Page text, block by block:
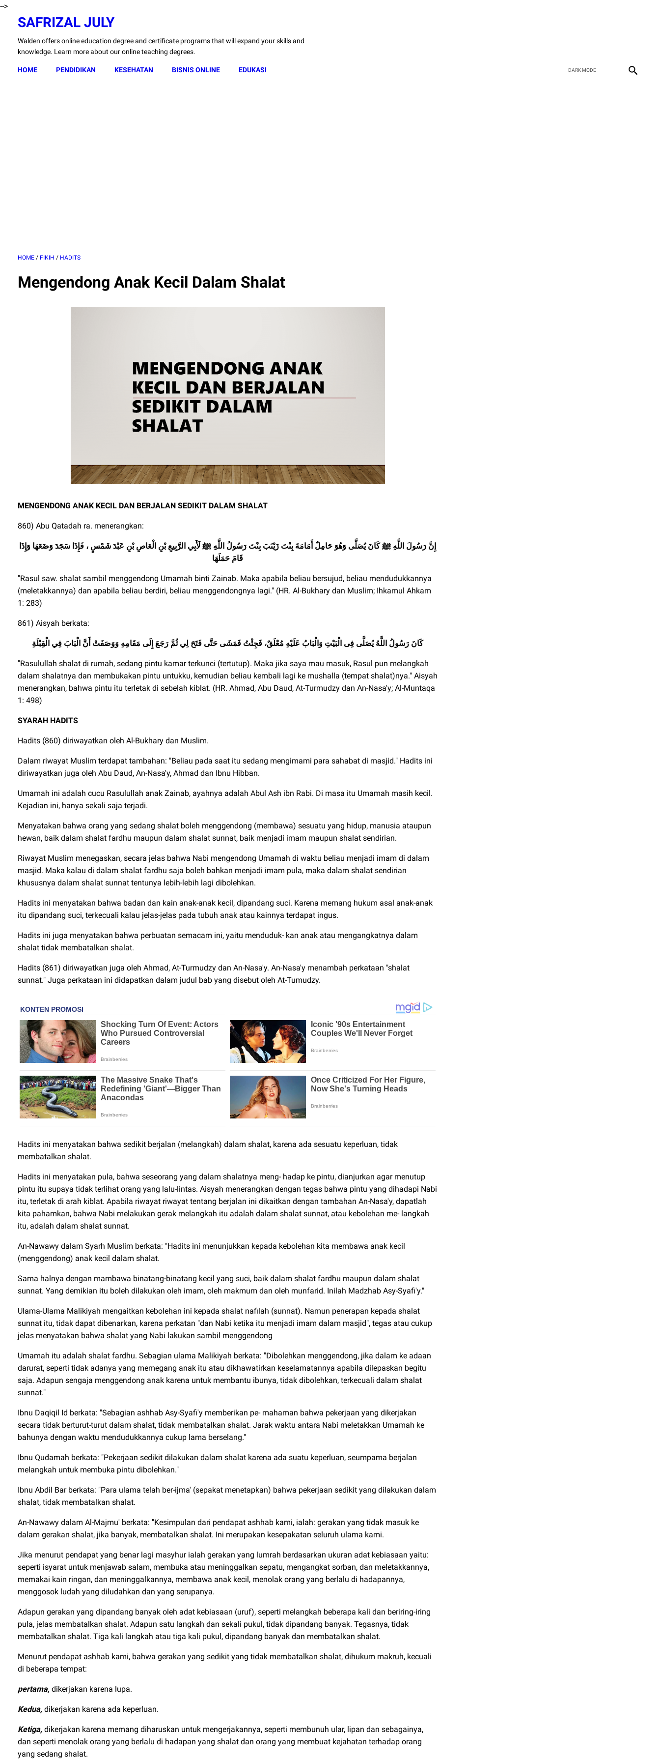
-->
SAFRIZAL JULY
Walden offers online education degree and certificate programs that will expand your skills and
knowledge. Learn more about our online teaching degrees.
HOME PENDIDIKAN KESEHATAN BISNIS ONLINE EDUKASI
HOME / FIKIH / HADITS
Mengendong Anak Kecil Dalam Shalat
MENGENDONG ANAK KECIL DAN BERJALAN SEDIKIT DALAM SHALAT
860) Abu Qatadah ra. menerangkan:
إِنَّ رَسُولَ اللَّهِ ﷺ كَانَ يُصَلَّى وَهُوَ حَامِلٌ أَمَامَةَ بِنْتَ زَيْنَبَ بِنْتَ رَسُولُ اللَّهِ ﷺ لَأَبِي الرَّبِيعِ بْنِ الْعَاصِ بْنِ عَبْدَ شَمْسٍ ، فَإِذَا سَجَدَ وَضَعَهَا وَإِذَا
قَامَ حَمَلَهَا
"Rasul saw. shalat sambil menggendong Umamah binti Zainab. Maka apabila beliau bersujud, beliau mendudukkannya
(meletakkannya) dan apabila beliau berdiri, beliau menggendongnya lagi." (HR. Al-Bukhary dan Muslim; Ihkamul Ahkam
1: 283)
861) Aisyah berkata:
كَانَ رَسُولُ اللَّهُ يُصَلَّى فِى الْبَيْتِ وَالْبَابُ عَلَيْهِ مُعْلَقٌ، فَجِئْتُ فَمَشَى حَتَّى فَتَحَ لِي ثُمَّ رَجَعَ إِلَى مَقَامِهِ وَوَصَفَتْ أَنَّ الْبَابَ فِي الْقِبْلَةِ
"Rasulullah shalat di rumah, sedang pintu kamar terkunci (tertutup). Maka jika saya mau masuk, Rasul pun melangkah
dalam shalatnya dan membukakan pintu untukku, kemudian beliau kembali lagi ke mushalla (tempat shalat)nya." Aisyah
menerangkan, bahwa pintu itu terletak di sebelah kiblat. (HR. Ahmad, Abu Daud, At-Turmudzy dan An-Nasa'y; Al-Muntaqa
1: 498)
SYARAH HADITS
Hadits (860) diriwayatkan oleh Al-Bukhary dan Muslim.
Dalam riwayat Muslim terdapat tambahan: "Beliau pada saat itu sedang mengimami para sahabat di masjid." Hadits ini
diriwayatkan juga oleh Abu Daud, An-Nasa'y, Ahmad dan Ibnu Hibban.
Umamah ini adalah cucu Rasulullah anak Zainab, ayahnya adalah Abul Ash ibn Rabi. Di masa itu Umamah masih kecil.
Kejadian ini, hanya sekali saja terjadi.
Menyatakan bahwa orang yang sedang shalat boleh menggendong (membawa) sesuatu yang hidup, manusia ataupun
hewan, baik dalam shalat fardhu maupun dalam shalat sunnat, baik menjadi imam maupun shalat sendirian.
Riwayat Muslim menegaskan, secara jelas bahwa Nabi mengendong Umamah di waktu beliau menjadi imam di dalam
masjid. Maka kalau di dalam shalat fardhu saja boleh bahkan menjadi imam pula, maka dalam shalat sendirian
khususnya dalam shalat sunnat tentunya lebih-lebih lagi dibolehkan.
Hadits ini menyatakan bahwa badan dan kain anak-anak kecil, dipandang suci. Karena memang hukum asal anak-anak
itu dipandang suci, terkecuali kalau jelas-jelas pada tubuh anak atau kainnya terdapat ingus.
Hadits ini juga menyatakan bahwa perbuatan semacam ini, yaitu menduduk- kan anak atau mengangkatnya dalam
shalat tidak membatalkan shalat.
Hadits (861) diriwayatkan juga oleh Ahmad, At-Turmudzy dan An-Nasa'y. An-Nasa'y menambah perkataan "shalat
sunnat." Juga perkataan ini didapatkan dalam judul bab yang disebut oleh At-Tumudzy.
Hadits ini menyatakan bahwa sedikit berjalan (melangkah) dalam shalat, karena ada sesuatu keperluan, tidak
membatalkan shalat.
Hadits ini menyatakan pula, bahwa seseorang yang dalam shalatnya meng- hadap ke pintu, dianjurkan agar menutup
pintu itu supaya tidak terlihat orang yang lalu-lintas. Aisyah menerangkan dengan tegas bahwa pintu yang dihadapi Nabi
itu, terletak di arah kiblat. Apabila riwayat riwayat tentang berjalan ini dikaitkan dengan tambahan An-Nasa'y, dapatlah
kita pahamkan, bahwa Nabi melakukan gerak melangkah itu adalah dalam shalat sunnat, atau kebolehan me- langkah
itu, adalah dalam shalat sunnat.
An-Nawawy dalam Syarh Muslim berkata: "Hadits ini menunjukkan kepada kebolehan kita membawa anak kecil
(menggendong) anak kecil dalam shalat.
Sama halnya dengan mambawa binatang-binatang kecil yang suci, baik dalam shalat fardhu maupun dalam shalat
sunnat. Yang demikian itu boleh dilakukan oleh imam, oleh makmum dan oleh munfarid. Inilah Madzhab Asy-Syafi'y."
Ulama-Ulama Malikiyah mengaitkan kebolehan ini kepada shalat nafilah (sunnat). Namun penerapan kepada shalat
sunnat itu, tidak dapat dibenarkan, karena perkatan "dan Nabi ketika itu menjadi imam dalam masjid", tegas atau cukup
jelas menyatakan bahwa shalat yang Nabi lakukan sambil menggendong
Umamah itu adalah shalat fardhu. Sebagian ulama Malikiyah berkata: "Dibolehkan menggendong, jika dalam ke adaan
darurat, seperti tidak adanya yang memegang anak itu atau dikhawatirkan keselamatannya apabila dilepaskan begitu
saja. Adapun sengaja menggendong anak karena untuk membantu ibunya, tidak dibolehkan, terkecuali dalam shalat
sunnat."
Ibnu Daqiqil Id berkata: "Sebagian ashhab Asy-Syafi'y memberikan pe- mahaman bahwa pekerjaan yang dikerjakan
secara tidak berturut-turut dalam shalat, tidak membatalkan shalat. Jarak waktu antara Nabi meletakkan Umamah ke
bahunya dengan waktu mendudukkannya cukup lama berselang."
Ibnu Qudamah berkata: "Pekerjaan sedikit dilakukan dalam shalat karena ada suatu keperluan, seumpama berjalan
melangkah untuk membuka pintu dibolehkan."
Ibnu Abdil Bar berkata: "Para ulama telah ber-ijma' (sepakat menetapkan) bahwa pekerjaan sedikit yang dilakukan dalam
shalat, tidak membatalkan shalat.
An-Nawawy dalam Al-Majmu' berkata: "Kesimpulan dari pendapat ashhab kami, ialah: gerakan yang tidak masuk ke
dalam gerakan shalat, jika banyak, membatalkan shalat. Ini merupakan kesepakatan seluruh ulama kami.
Jika menurut pendapat yang benar lagi masyhur ialah gerakan yang lumrah berdasarkan ukuran adat kebiasaan yaitu:
seperti isyarat untuk menjawab salam, membuka atau meninggalkan sepatu, mengangkat sorban, dan meletakkannya,
memakai kain ringan, dan meninggalkannya, membawa anak kecil, menolak orang yang berlalu di hadapannya,
menggosok ludah yang diludahkan dan yang serupanya.
Adapun gerakan yang dipandang banyak oleh adat kebiasaan (uruf), seperti melangkah beberapa kali dan beriring-iring
pula, jelas membatalkan shalat. Adapun satu langkah dan sekali pukul, tidak dipandang banyak. Tegasnya, tidak
membatalkan shalat. Tiga kali langkah atau tiga kali pukul, dipandang banyak dan membatalkan shalat.
Menurut pendapat ashhab kami, bahwa gerakan yang sedikit yang tidak membatalkan shalat, dihukum makruh, kecuali
di beberapa tempat:
pertama, dikerjakan karena lupa.
Kedua, dikerjakan karena ada keperluan.
Ketiga, dikerjakan karena memang diharuskan untuk mengerjakannya, seperti membunuh ular, lipan dan sebagainya,
dan seperti menolak orang yang berlalu di hadapan yang shalat dan orang yang membuat kejahatan terhadap orang
yang sedang shalat.